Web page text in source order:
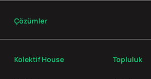
Kolektif House Topluluk
Çözümler